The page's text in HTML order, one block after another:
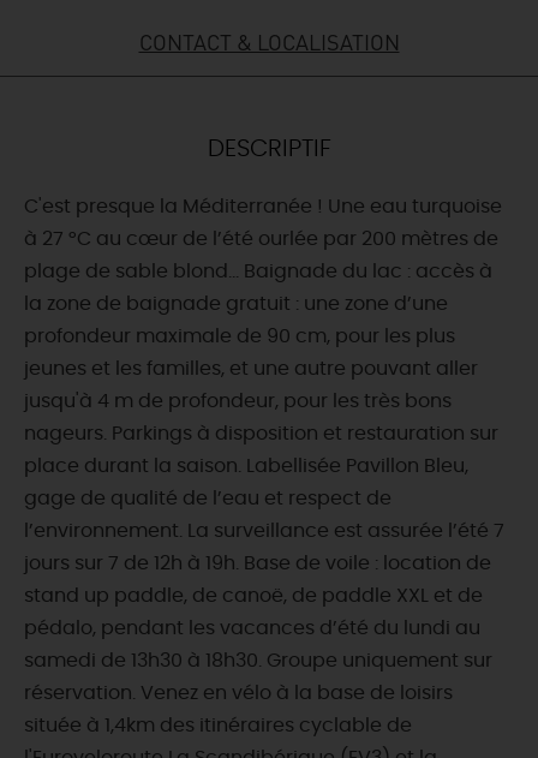
DEMAIN
CE WEEK-END
TOUT L'AGENDA
CONTACT & LOCALISATION
DESCRIPTIF
C'est presque la Méditerranée ! Une eau turquoise
à 27 °C au cœur de l’été ourlée par 200 mètres de
plage de sable blond… Baignade du lac : accès à
la zone de baignade gratuit : une zone d’une
profondeur maximale de 90 cm, pour les plus
jeunes et les familles, et une autre pouvant aller
jusqu'à 4 m de profondeur, pour les très bons
nageurs. Parkings à disposition et restauration sur
place durant la saison. Labellisée Pavillon Bleu,
gage de qualité de l’eau et respect de
l’environnement. La surveillance est assurée l’été 7
jours sur 7 de 12h à 19h. Base de voile : location de
stand up paddle, de canoë, de paddle XXL et de
pédalo, pendant les vacances d’été du lundi au
samedi de 13h30 à 18h30. Groupe uniquement sur
réservation. Venez en vélo à la base de loisirs
située à 1,4km des itinéraires cyclable de